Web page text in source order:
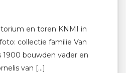
en toren KNMI in
collectie familie Van
1900 bouwden vader en
van […]